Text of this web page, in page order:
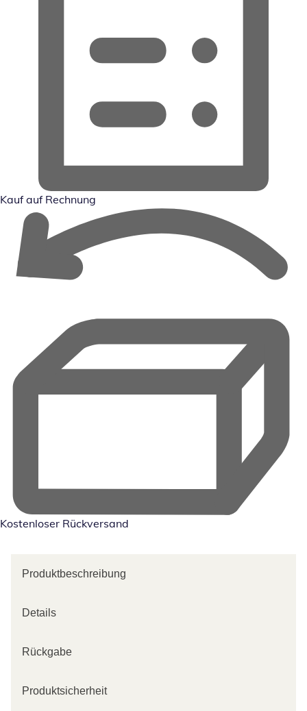
Kauf auf Rechnung
Kostenloser Rückversand
Produktbeschreibung
Details
Rückgabe
Produktsicherheit